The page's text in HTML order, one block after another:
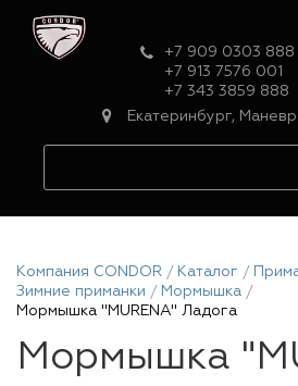
+7 909 0303 888
+7 913 7576 001
+7 343 3859 888
Екатеринбург,
Компания CONDOR Каталог
Зимние приманки
Мормышка
Мормышка "MURENA" Ладога
Мормышка